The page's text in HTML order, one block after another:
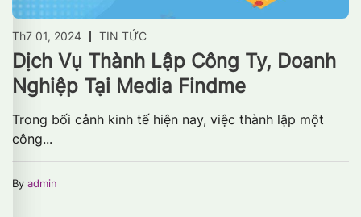
Th7 01, 2024 TIN TỨC
Dịch Vụ Thành Lập Công Ty, Doanh
Nghiệp Tại Media Findme
Trong bối cảnh kinh tế hiện nay, việc thành lập một
công...
By admin